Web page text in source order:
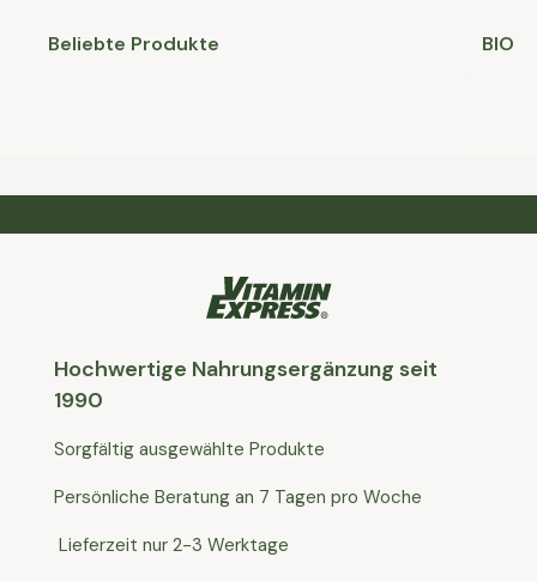
Beliebte Produkte BIO
Hochwertige Nahrungsergänzung seit
1990
Sorgfältig ausgewählte Produkte
Persönliche Beratung an 7 Tagen pro Woche
Lieferzeit nur 2-3 Werktage